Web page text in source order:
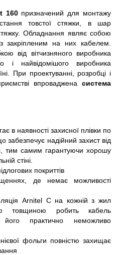
160призначений для монтажу
товстої стяжки, в шар
Обладнання являє собою
закріпленим на них кабелем.
від вітчизняного виробника
і найвідомішого виробника
При проектуванні, розробці і
впроваджена система
в наявності захисної плівки по
забезпечує надійний захист від
тим самим гарантуючи хорошу
стіні.
покриттів
де немає можливості
Arnitel С на кожній з жил
товщиною робить кабель
практично неможливо
фольги повністю захищає